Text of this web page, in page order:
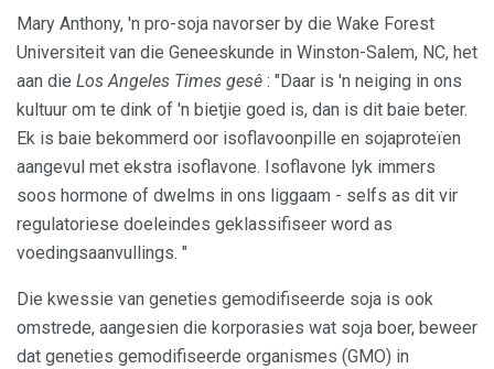
Mary Anthony, 'n pro-soja navorser by die Wake Forest
Universiteit van die Geneeskunde in Winston-Salem, NC, het
aan die Los Angeles Times gesê : "Daar is 'n neiging in ons
kultuur om te dink of 'n bietjie goed is, dan is dit baie beter.
Ek is baie bekommerd oor isoflavoonpille en sojaproteïen
aangevul met ekstra isoflavone. Isoflavone lyk immers
soos hormone of dwelms in ons liggaam - selfs as dit vir
regulatoriese doeleindes geklassifiseer word as
voedingsaanvullings. "
Die kwessie van geneties gemodifiseerde soja is ook
omstrede, aangesien die korporasies wat soja boer, beweer
dat geneties gemodifiseerde organismes (GMO) in